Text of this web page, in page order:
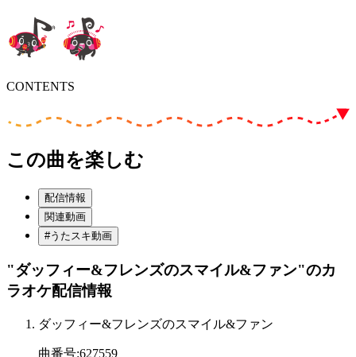
CONTENTS
この曲を楽しむ
配信情報
関連動画
#うたスキ動画
"ダッフィー&フレンズのスマイル&ファン"のカ
ラオケ配信情報
ダッフィー&フレンズのスマイル&ファン
曲番号:627559